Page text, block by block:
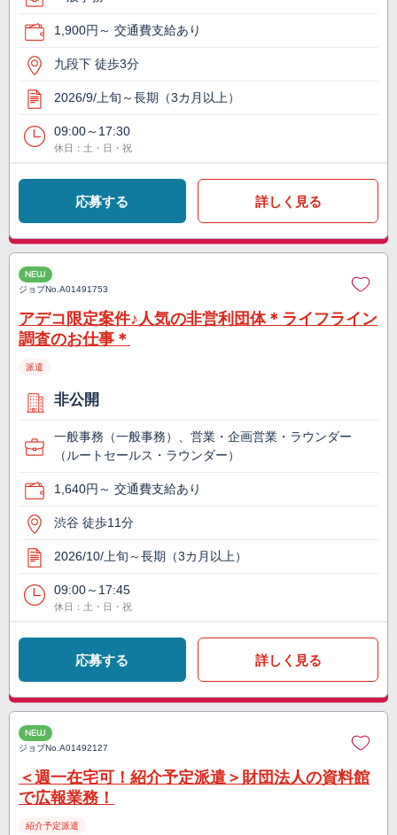
1,900円～ 交通費支給あり
九段下 徒歩3分
2026/9/上旬～長期（3カ月以上）
09:00～17:30
休日：土・日・祝
応募する 詳しく見る
NEW
ジョブNo.A01491753
アデコ限定案件♪人気の非営利団体＊ライフライン
調査のお仕事＊
派遣
非公開
一般事務（一般事務）、営業・企画営業・ラウンダー
（ルートセールス・ラウンダー）
1,640円～ 交通費支給あり
渋谷 徒歩11分
2026/10/上旬～長期（3カ月以上）
09:00～17:45
休日：土・日・祝
応募する 詳しく見る
NEW
ジョブNo.A01492127
＜週一在宅可！紹介予定派遣＞財団法人の資料館
で広報業務！
紹介予定派遣